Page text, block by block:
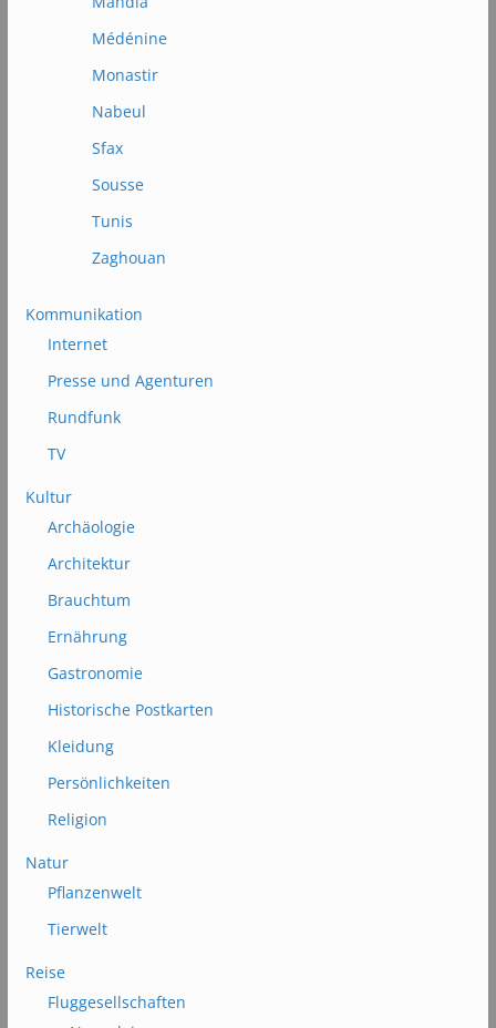
Médénine
Monastir
Nabeul
Sfax
Sousse
Tunis
Zaghouan
Kommunikation
Internet
Presse und Agenturen
Rundfunk
TV
Kultur
Archäologie
Architektur
Brauchtum
Ernährung
Gastronomie
Historische Postkarten
Kleidung
Persönlichkeiten
Religion
Natur
Pflanzenwelt
Tierwelt
Reise
Fluggesellschaften